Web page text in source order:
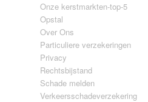
Onze kerstmarkten-top-5
Opstal
Over Ons
Particuliere verzekeringen
Privacy
Rechtsbijstand
Schade melden
Verkeersschadeverzekering